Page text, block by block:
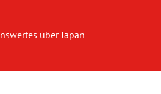
über Japan